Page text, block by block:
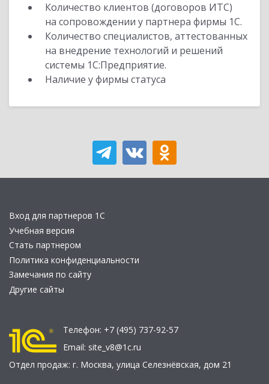
Количество клиентов (договоров ИТС)
на сопровождении у партнера фирмы 1С.
Количество специалистов, аттестованных
на внедрение технологий и решений
системы 1С:Предприятие.
Наличие у фирмы статуса
Вход для партнеров 1С
Учебная версия
Стать партнером
Политика конфиденциальности
Замечания по сайту
Другие сайты
Телефон: +7 (495) 737-92-57
Email: site_v8@1c.ru
Отдел продаж: г. Москва, улица Селезнёвская, дом 21